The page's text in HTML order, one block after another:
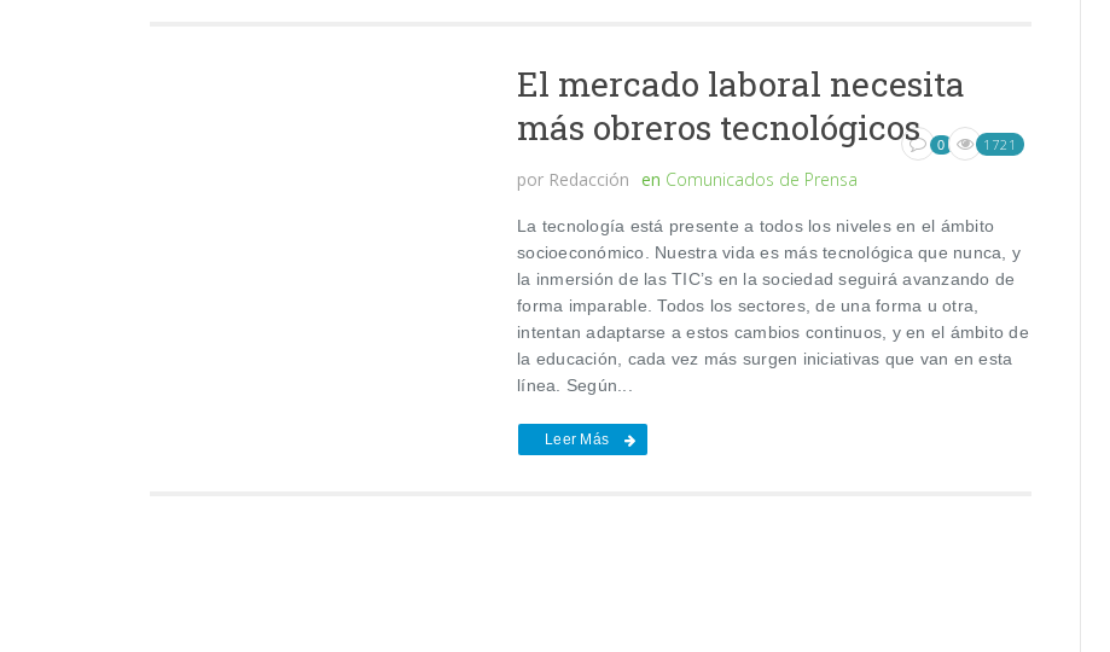
El mercado laboral necesita
más obreros tecnológicos
por Redacción en Comunicados de Prensa
0 1721
La tecnología está presente a todos los niveles en el ámbito
socioeconómico. Nuestra vida es más tecnológica que nunca, y
la inmersión de las TIC’s en la sociedad seguirá avanzando de
forma imparable. Todos los sectores, de una forma u otra,
intentan adaptarse a estos cambios continuos, y en el ámbito de
la educación, cada vez más surgen iniciativas que van en esta
línea. Según...
Leer Más